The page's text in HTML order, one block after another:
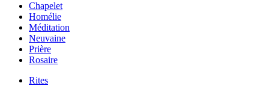
Chapelet
Homélie
Méditation
Neuvaine
Prière
Rosaire
Rites